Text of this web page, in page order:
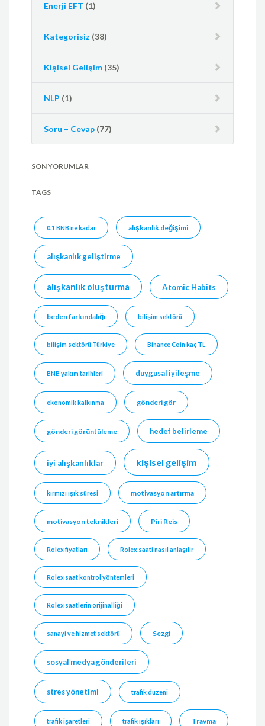
Enerji EFT (1)
Kategorisiz (38)
Kişisel Gelişim (35)
NLP (1)
Soru – Cevap (77)
SON YORUMLAR
TAGS
0.1 BNB ne kadar alışkanlık değişimi
alışkanlık geliştirme
alışkanlık oluşturma Atomic Habits
beden farkındalığı bilişim sektörü
bilişim sektörü Türkiye Binance Coin kaç TL
BNB yakım tarihleri duygusal iyileşme
ekonomik kalkınma gönderi gör
gönderi görüntüleme hedef belirleme
iyi alışkanlıklar kişisel gelişim
kırmızı ışık süresi motivasyon artırma
motivasyon teknikleri Piri Reis
Rolex fiyatları Rolex saati nasıl anlaşılır
Rolex saat kontrol yöntemleri
Rolex saatlerin orijinalliği
sanayi ve hizmet sektörü Sezgi
sosyal medya gönderileri
stres yönetimi trafik düzeni
trafik işaretleri trafik ışıkları Travma